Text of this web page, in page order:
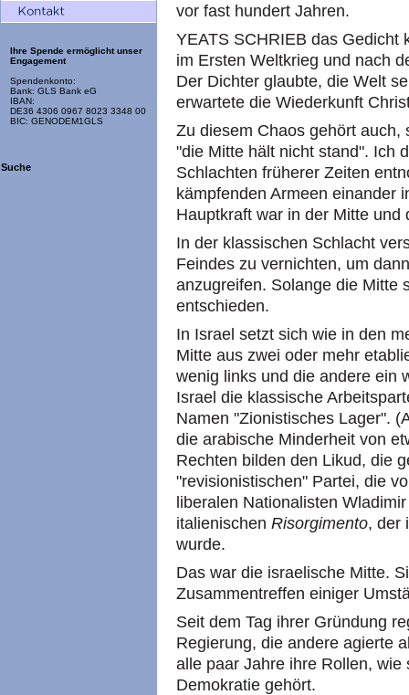
Ihre Spende ermöglicht unser
Engagement
Spendenkonto:
Bank: GLS Bank eG
IBAN:
DE36 4306 0967 8023 3348 00
BIC: GENODEM1GLS
Suche
vor fast hundert Jahren.
YEATS SCHRIEB das Gedicht
im Ersten Weltkrieg und nach
Der Dichter glaubte, die Welt
erwartete die Wiederkunft
Zu diesem Chaos gehört
"die Mitte hält nicht stand". Ich
Schlachten früherer Zeiten
kämpfenden Armeen einander
Hauptkraft war in der Mitte
In der klassischen Schlacht
Feindes zu vernichten, um
anzugreifen. Solange die Mitte
entschieden.
In Israel setzt sich wie in den
Mitte aus zwei oder mehr
wenig links und die andere ein
Israel die klassische
Namen "Zionistisches Lager".
die arabische Minderheit von
Rechten bilden den Likud, die
"revisionistischen" Partei, die
liberalen Nationalisten
italienischen Risorgimento, der
wurde.
Das war die israelische Mitte.
Zusammentreffen einiger
Seit dem Tag ihrer Gründung
Regierung, die andere agierte
alle paar Jahre ihre Rollen,
Demokratie gehört.